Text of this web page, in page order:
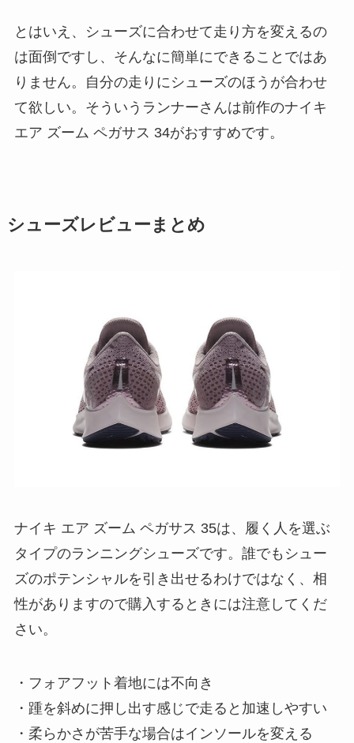
とはいえ、シューズに合わせて走り方を変えるの
は面倒ですし、そんなに簡単にできることではあ
りません。自分の走りにシューズのほうが合わせ
て欲しい。そういうランナーさんは前作のナイキ
エア ズーム ペガサス 34がおすすめです。
シューズレビューまとめ
ナイキ エア ズーム ペガサス 35は、履く人を選ぶ
タイプのランニングシューズです。誰でもシュー
ズのポテンシャルを引き出せるわけではなく、相
性がありますので購入するときには注意してくだ
さい。
・フォアフット着地には不向き
・踵を斜めに押し出す感じで走ると加速しやすい
・柔らかさが苦手な場合はインソールを変える